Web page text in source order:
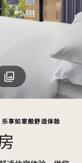
享如家般舒适体验